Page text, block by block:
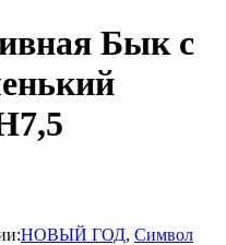
Бык с
НОВЫЙ ГОД, Символ